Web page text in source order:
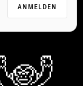
ANMELDEN